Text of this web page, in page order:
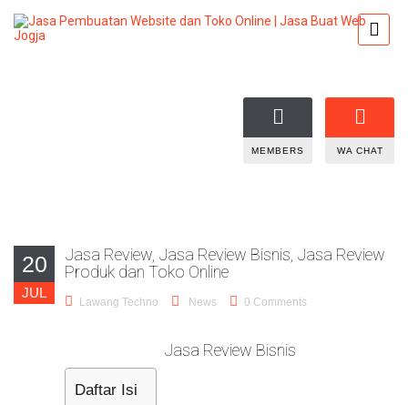
MEMBERS WA CHAT
20
JUL
Jasa Review, Jasa Review Bisnis, Jasa Review
Produk dan Toko Online
Lawang Techno News 0 Comments
Jasa Review Bisnis
Daftar Isi